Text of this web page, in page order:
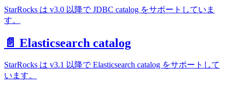
StarRocks は v3.0 以降で JDBC catalog をサポートしていま
す。
📄️ Elasticsearch catalog
StarRocks は v3.1 以降で Elasticsearch catalog をサポートして
います。